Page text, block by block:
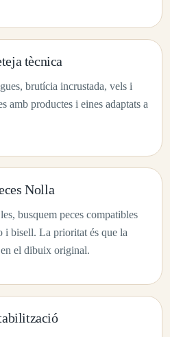
tècnica
brutícia incrustada, vels i
amb productes i eines adaptats a
Nolla
busquem peces compatibles
i bisell. La prioritat és que la
el dibuix original.